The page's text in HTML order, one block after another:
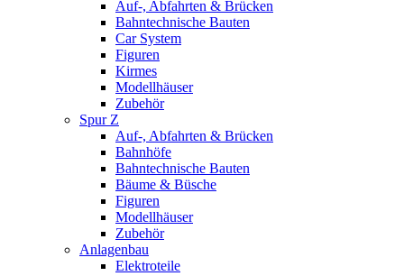
Auf-, Abfahrten & Brücken
Bahntechnische Bauten
Car System
Figuren
Kirmes
Modellhäuser
Zubehör
Spur Z
Auf-, Abfahrten & Brücken
Bahnhöfe
Bahntechnische Bauten
Bäume & Büsche
Figuren
Modellhäuser
Zubehör
Anlagenbau
Elektroteile